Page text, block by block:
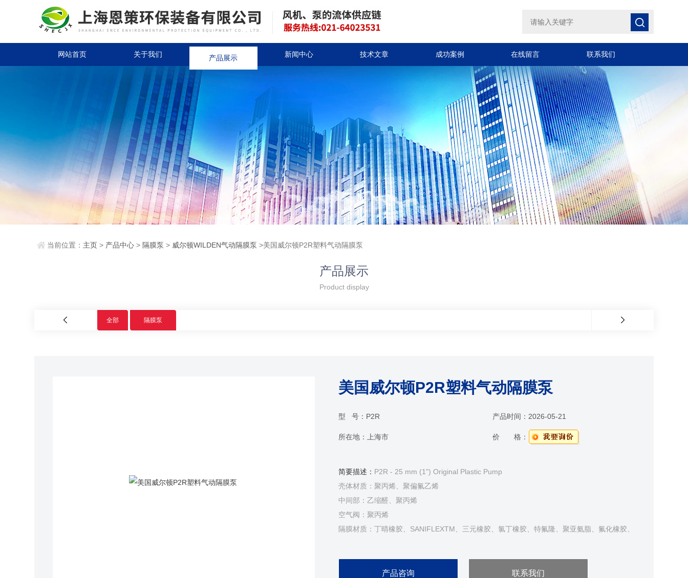
网站首页 关于我们 产品展示 新闻中心 技术文章 成功案例 在线留言 联系我们
当前位置： 主页 > 产品中心 > 隔膜泵 > 威尔顿WILDEN气动隔膜泵 >美国威尔顿P2R塑料气动隔膜泵
产品展示
Product display
全部 隔膜泵
美国威尔顿P2R塑料气动隔膜泵
型 号： P2R 产品时间： 2026-05-21
所在地： 上海市 价 格：
简要描述： P2R - 25 mm (1") Original Plastic Pump
壳体材质：聚丙烯、聚偏氟乙烯
中间部：乙缩醛、聚丙烯
空气阀：聚丙烯
隔膜材质：丁晴橡胶、SANIFLEXTM、三元橡胶、氯丁橡胶、特氟隆、聚亚氨脂、氟化橡胶、
产品咨询 联系我们